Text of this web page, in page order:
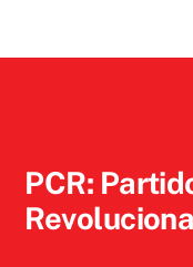
PCR: